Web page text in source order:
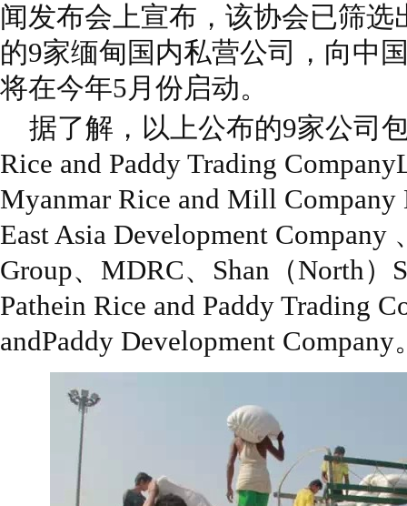
闻发布会上宣布，该协会已筛
的9家缅甸国内私营公司，向中
将在今年5月份启动。
据了解，以上公布的9家公司
Rice and Paddy Trading
Myanmar Rice and Mill
East Asia Development Company
Group、MDRC、Shan（North）
Pathein Rice and Paddy Trading
andPaddy Development Company